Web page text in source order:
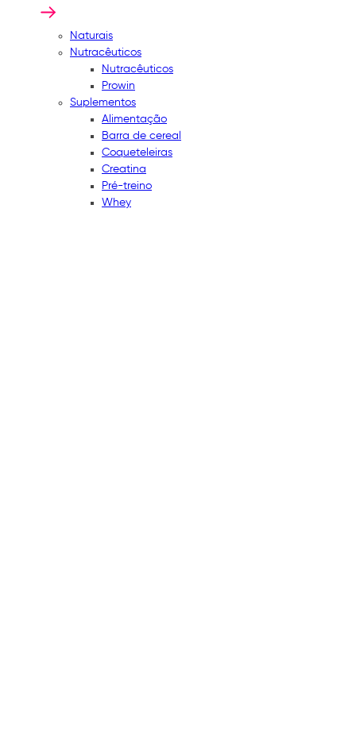
Naturais
Nutracêuticos
Nutracêuticos
Prowin
Suplementos
Alimentação
Barra de cereal
Coqueteleiras
Creatina
Pré-treino
Whey